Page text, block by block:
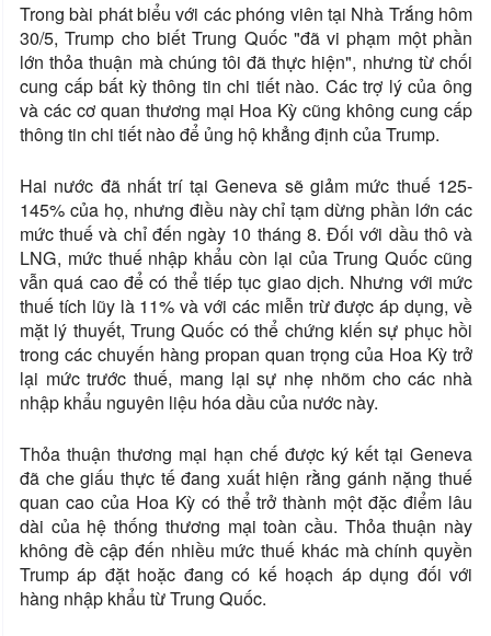
Trong bài phát biểu với các phóng viên tại Nhà Trắng hôm
30/5, Trump cho biết Trung Quốc "đã vi phạm một phần
lớn thỏa thuận mà chúng tôi đã thực hiện", nhưng từ chối
cung cấp bất kỳ thông tin chi tiết nào. Các trợ lý của ông
và các cơ quan thương mại Hoa Kỳ cũng không cung cấp
thông tin chi tiết nào để ủng hộ khẳng định của Trump.
Hai nước đã nhất trí tại Geneva sẽ giảm mức thuế 125-
145% của họ, nhưng điều này chỉ tạm dừng phần lớn các
mức thuế và chỉ đến ngày 10 tháng 8. Đối với dầu thô và
LNG, mức thuế nhập khẩu còn lại của Trung Quốc cũng
vẫn quá cao để có thể tiếp tục giao dịch. Nhưng với mức
thuế tích lũy là 11% và với các miễn trừ được áp dụng, về
mặt lý thuyết, Trung Quốc có thể chứng kiến ​​sự phục hồi
trong các chuyến hàng propan quan trọng của Hoa Kỳ trở
lại mức trước thuế, mang lại sự nhẹ nhõm cho các nhà
nhập khẩu nguyên liệu hóa dầu của nước này.
Thỏa thuận thương mại hạn chế được ký kết tại Geneva
đã che giấu thực tế đang xuất hiện rằng gánh nặng thuế
quan cao của Hoa Kỳ có thể trở thành một đặc điểm lâu
dài của hệ thống thương mại toàn cầu. Thỏa thuận này
không đề cập đến nhiều mức thuế khác mà chính quyền
Trump áp đặt hoặc đang có kế hoạch áp dụng đối với
hàng nhập khẩu từ Trung Quốc.